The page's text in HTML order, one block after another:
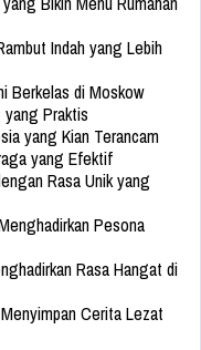
Indah yang Lebih
Berkelas di Moskow
Praktis
yang Kian Terancam
yang Efektif
Rasa Unik yang
Pesona
Rasa Hangat di
Cerita Lezat